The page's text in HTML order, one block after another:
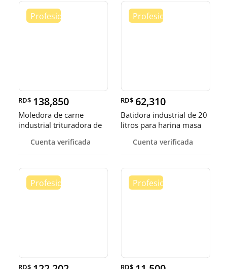
RD$ 138,850
Moledora de carne
industrial trituradora de
Cuenta verificada
RD$ 62,310
Batidora industrial de 20
litros para harina masa
Cuenta verificada
RD$ RD$